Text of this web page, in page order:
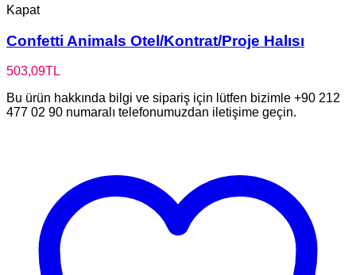
Kapat
Confetti Animals Otel/Kontrat/Proje Halısı
503,09TL
Bu ürün hakkında bilgi ve sipariş için lütfen bizimle +90 212
477 02 90 numaralı telefonumuzdan iletişime geçin.